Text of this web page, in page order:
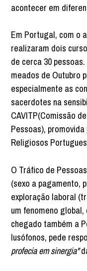
acontecer em
Em Portugal, com o
realizaram dois
de cerca 30
meados de Outubro
especialmente as
sacerdotes na
CAVITP(Comissão
Pessoas),
Religiosos
O Tráfico de
(sexo a pagamento,
exploração laboral
um fenomeno
chegado também a
lusófonos, pede
profecia em sinergia"